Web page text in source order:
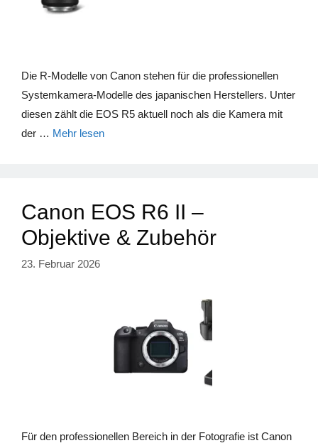
Die R-Modelle von Canon stehen für die professionellen
Systemkamera-Modelle des japanischen Herstellers. Unter
diesen zählt die EOS R5 aktuell noch als die Kamera mit
der … Mehr lesen
Canon EOS R6 II –
Objektive & Zubehör
23. Februar 2026
Für den professionellen Bereich in der Fotografie ist Canon